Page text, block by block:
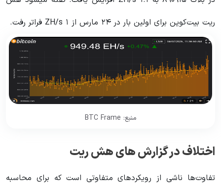
ریت بیت‌کوین برای اولین بار در ۲۴ مارس از ۱ ZH/s فراتر رفت.
منبع: BTC Frame
اختلاف در گزارش های هش ریت
تفاوت‌ها ناشی از رویکردهای متفاوتی است که برای محاسبه